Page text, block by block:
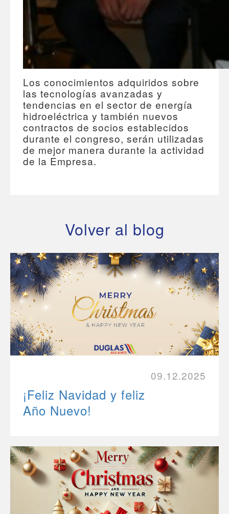
Los conocimientos adquiridos sobre
las tecnologías avanzadas y
tendencias en el sector de energía
hidroeléctrica y también nuevos
contractos de socios establecidos
durante el congreso, serán utilizadas
de mejor manera durante la actividad
de la Empresa.
Volver al blog
09.12.2025
¡Feliz Navidad y feliz
Año Nuevo!